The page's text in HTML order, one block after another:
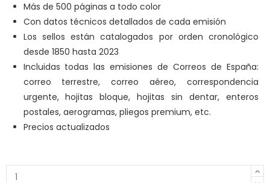
Más de 500 páginas a todo color
Con datos técnicos detallados de cada emisión
Los sellos están catalogados por orden cronológico
desde 1850 hasta 2023
Incluidas todas las emisiones de Correos de España:
correo terrestre, correo aéreo, correspondencia
urgente, hojitas bloque, hojitas sin dentar, enteros
postales, aerogramas, pliegos premium, etc.
Precios actualizados